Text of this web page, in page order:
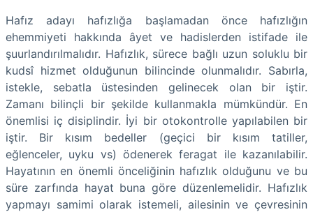
Hafız adayı hafızlığa başlamadan önce hafızlığın
ehemmiyeti hakkında âyet ve hadislerden istifade ile
şuurlandırılmalıdır. Hafızlık, sürece bağlı uzun soluklu bir
kudsî hizmet olduğunun bilincinde olunmalıdır. Sabırla,
istekle, sebatla üstesinden gelinecek olan bir iştir.
Zamanı bilinçli bir şekilde kullanmakla mümkündür. En
önemlisi iç disiplindir. İyi bir otokontrolle yapılabilen bir
iştir. Bir kısım bedeller (geçici bir kısım tatiller,
eğlenceler, uyku vs) ödenerek feragat ile kazanılabilir.
Hayatının en önemli önceliğinin hafızlık olduğunu ve bu
süre zarfında hayat buna göre düzenlemelidir. Hafızlık
yapmayı samimi olarak istemeli, ailesinin ve çevresinin